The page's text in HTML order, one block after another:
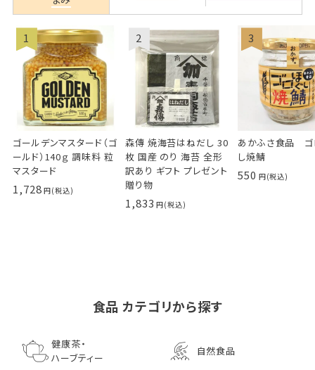
ゴールデンマスタード（ゴ
ールド）140ｇ 調味料 粒
マスタード
1,728
森傳 焼海苔はねだし 30
枚 国産 のり 海苔 全形
訳あり ギフト プレゼント
贈り物
1,833
あかふさ食品 ゴ
し焼鯖
550
ールド）140ｇ 調味料 粒
マスタード
鰹節 食べる削り節
70g× 10袋セット おつま
75g（50袋）
1,296
食品 カテゴリから探す
健康茶・
ハーブティー
自然食品